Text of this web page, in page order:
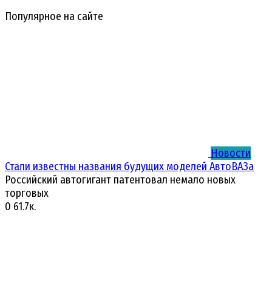
Популярное на сайте
Новости
Стали известны названия будущих моделей АвтоВАЗа
Российский автогигант патентовал немало новых
торговых
0 61.7к.